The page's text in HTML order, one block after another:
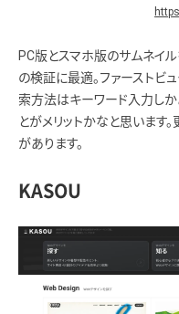
PC版とスマホ版のサムネイ
の検証に最適。ファーストビ
索方法はキーワード入力しか
とがメリットかなと思います
があります。
KASOU